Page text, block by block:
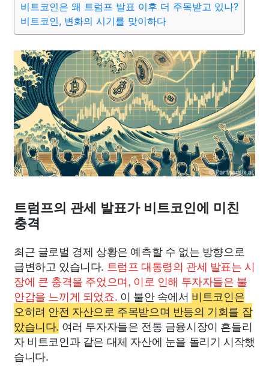
비트코인은 왜 트럼프 발표 이후 더 주목받고 있나?
비트코인, 변화의 시기를 맞이하다
트럼프의 관세 발표가 비트코인에 미친
충격
최근 글로벌 경제 상황은 예측할 수 없는 방향으로
급변하고 있습니다. 트럼프 대통령의 관세 발표는 시
장에 큰 충격을 주었으며, 이로 인해 투자자들은 불
안감을 느끼게 되었죠. 이 불안 속에서 비트코인은
오히려 안전 자산으로 주목받으며 반등의 기회를 잡
았습니다. 여러 투자자들은 전통 금융시장이 흔들리
자 비트코인과 같은 대체 자산에 눈을 돌리기 시작했
습니다.